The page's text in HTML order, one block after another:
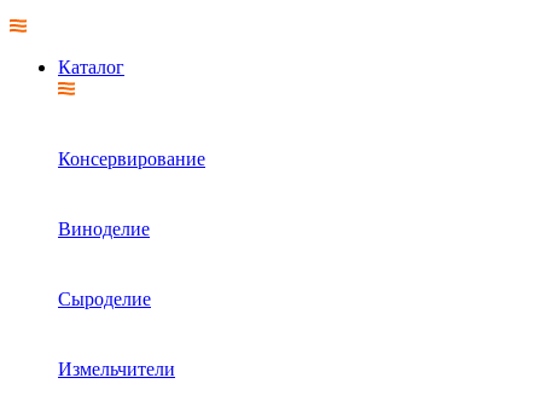
Каталог
Консервирование
Виноделие
Сыроделие
Измельчители